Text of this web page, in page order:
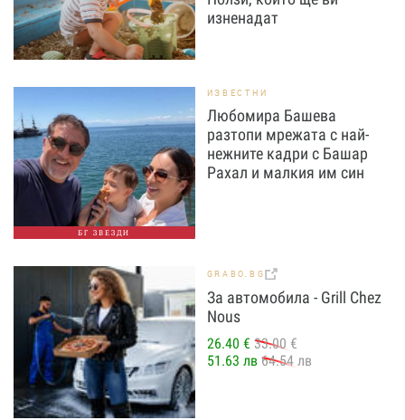
изненадат
БГ ЗВЕЗДИ
ИЗВЕСТНИ
Любомира Башева
разтопи мрежата с най-
нежните кадри с Башар
Рахал и малкия им син
GRABO.BG
За автомобила - Grill Chez
Nous
26.40 € 33.00 €
51.63 лв 64.54 лв